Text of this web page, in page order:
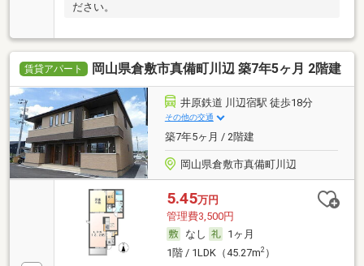
ださい。
賃貸アパート 岡山県倉敷市真備町川辺 築7年5ヶ月 2階建
井原鉄道 川辺宿駅 徒歩18分
その他の交通
築7年5ヶ月 / 2階建
岡山県倉敷市真備町川辺
5.45万円
管理費3,500円
なし
1ヶ月
1階 / 1LDK（45.27m2）